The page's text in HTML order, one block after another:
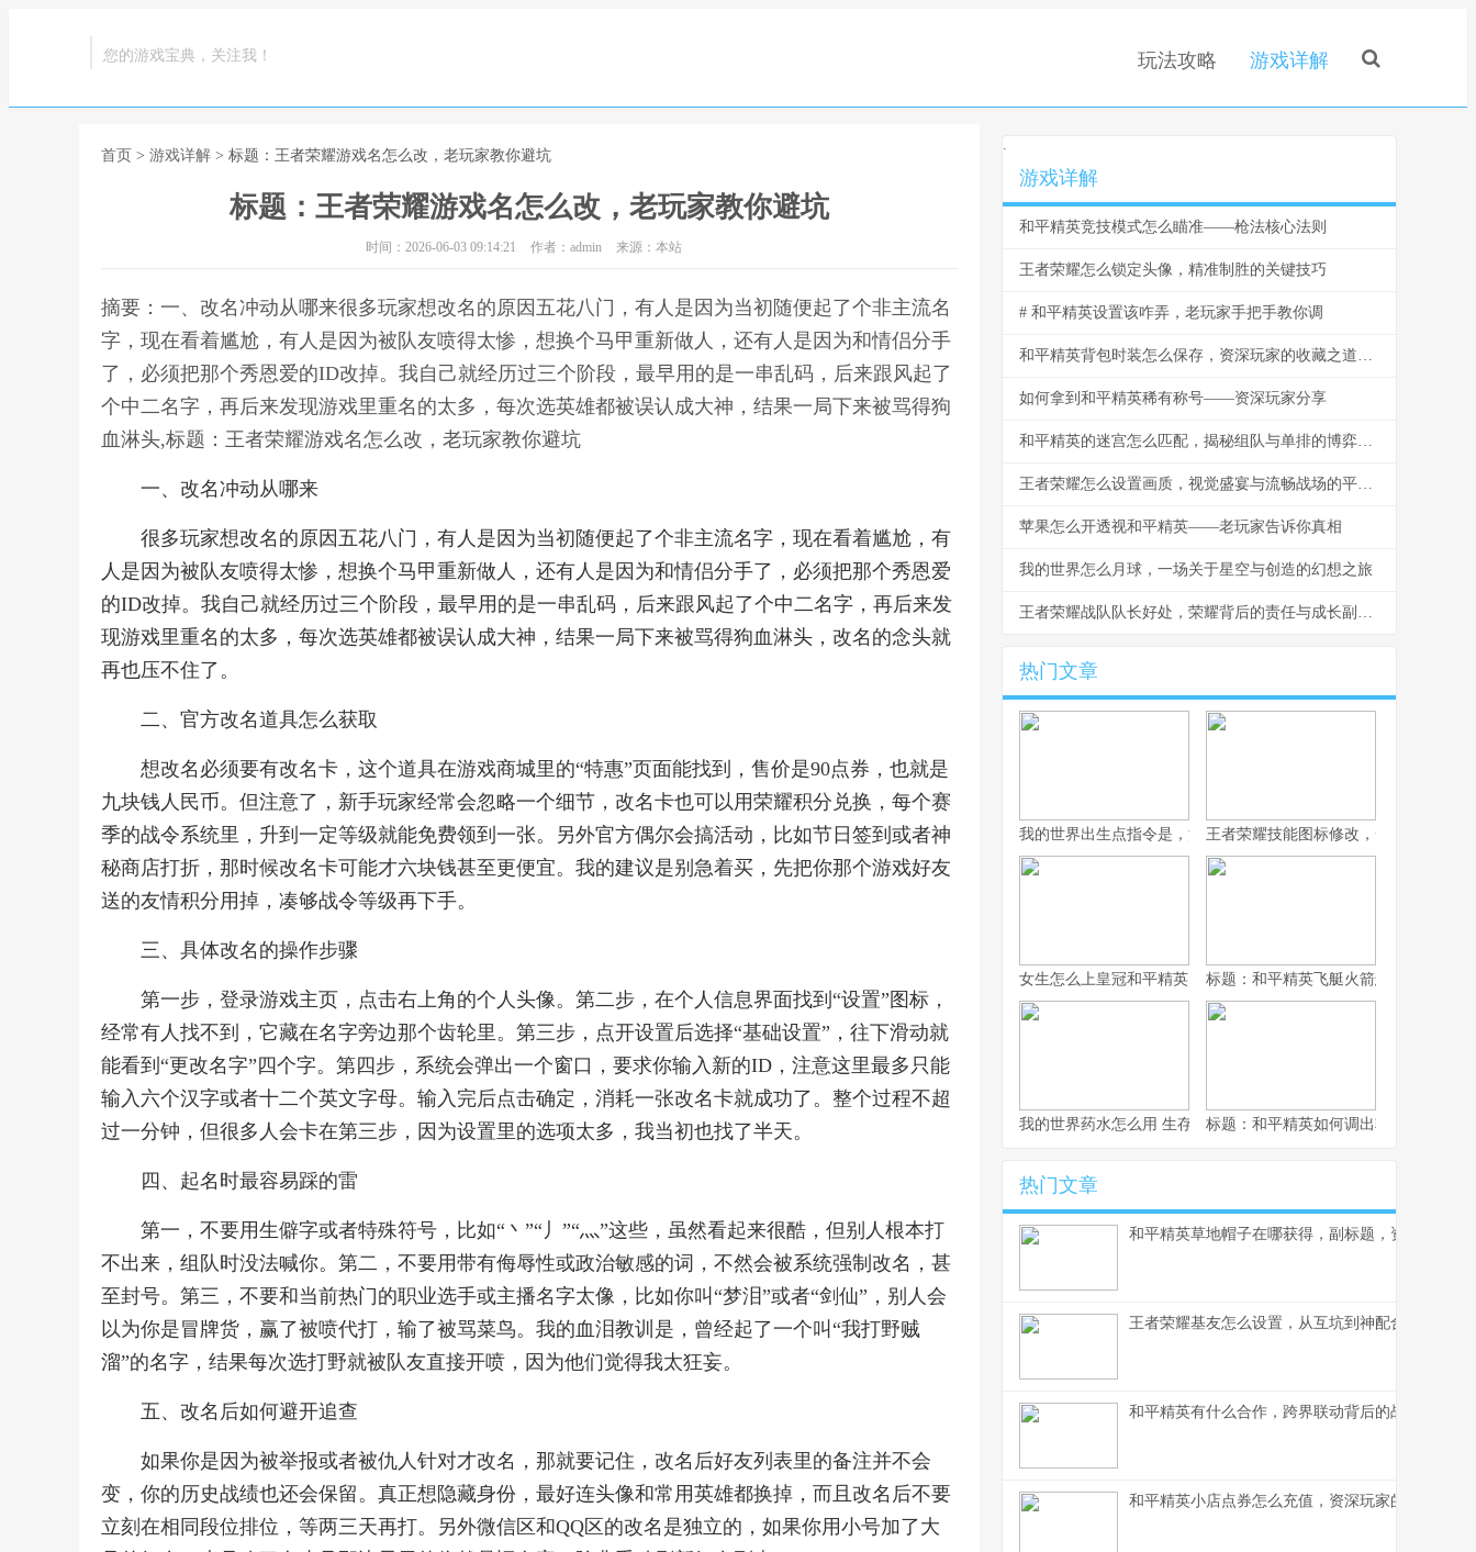
您的游戏宝典，关注我！ 玩法攻略 游戏详解
首页 > 游戏详解 > 标题：王者荣耀游戏名怎么改，老玩家教你避坑
标题：王者荣耀游戏名怎么改，老玩家教你避坑
时间：2026-06-03 09:14:21 作者：admin 来源：本站
摘要：一、改名冲动从哪来很多玩家想改名的原因五花八门，有人是因为当初随便起了个非主流名
字，现在看着尴尬，有人是因为被队友喷得太惨，想换个马甲重新做人，还有人是因为和情侣分手
了，必须把那个秀恩爱的ID改掉。我自己就经历过三个阶段，最早用的是一串乱码，后来跟风起了
个中二名字，再后来发现游戏里重名的太多，每次选英雄都被误认成大神，结果一局下来被骂得狗
血淋头,标题：王者荣耀游戏名怎么改，老玩家教你避坑
一、改名冲动从哪来
很多玩家想改名的原因五花八门，有人是因为当初随便起了个非主流名字，现在看着尴尬，有
人是因为被队友喷得太惨，想换个马甲重新做人，还有人是因为和情侣分手了，必须把那个秀恩爱
的ID改掉。我自己就经历过三个阶段，最早用的是一串乱码，后来跟风起了个中二名字，再后来发
现游戏里重名的太多，每次选英雄都被误认成大神，结果一局下来被骂得狗血淋头，改名的念头就
再也压不住了。
二、官方改名道具怎么获取
想改名必须要有改名卡，这个道具在游戏商城里的“特惠”页面能找到，售价是90点券，也就是
九块钱人民币。但注意了，新手玩家经常会忽略一个细节，改名卡也可以用荣耀积分兑换，每个赛
季的战令系统里，升到一定等级就能免费领到一张。另外官方偶尔会搞活动，比如节日签到或者神
秘商店打折，那时候改名卡可能才六块钱甚至更便宜。我的建议是别急着买，先把你那个游戏好友
送的友情积分用掉，凑够战令等级再下手。
三、具体改名的操作步骤
第一步，登录游戏主页，点击右上角的个人头像。第二步，在个人信息界面找到“设置”图标，
经常有人找不到，它藏在名字旁边那个齿轮里。第三步，点开设置后选择“基础设置”，往下滑动就
能看到“更改名字”四个字。第四步，系统会弹出一个窗口，要求你输入新的ID，注意这里最多只能
输入六个汉字或者十二个英文字母。输入完后点击确定，消耗一张改名卡就成功了。整个过程不超
过一分钟，但很多人会卡在第三步，因为设置里的选项太多，我当初也找了半天。
四、起名时最容易踩的雷
第一，不要用生僻字或者特殊符号，比如“丶”“丿”“灬”这些，虽然看起来很酷，但别人根本打
不出来，组队时没法喊你。第二，不要用带有侮辱性或政治敏感的词，不然会被系统强制改名，甚
至封号。第三，不要和当前热门的职业选手或主播名字太像，比如你叫“梦泪”或者“剑仙”，别人会
以为你是冒牌货，赢了被喷代打，输了被骂菜鸟。我的血泪教训是，曾经起了一个叫“我打野贼
溜”的名字，结果每次选打野就被队友直接开喷，因为他们觉得我太狂妄。
五、改名后如何避开追查
如果你是因为被举报或者被仇人针对才改名，那就要记住，改名后好友列表里的备注并不会
变，你的历史战绩也还会保留。真正想隐藏身份，最好连头像和常用英雄都换掉，而且改名后不要
立刻在相同段位排位，等两三天再打。另外微信区和QQ区的改名是独立的，如果你用小号加了大
.
游戏详解
和平精英竞技模式怎么瞄准——枪法核心法则
王者荣耀怎么锁定头像，精准制胜的关键技巧
# 和平精英设置该咋弄，老玩家手把手教你调
和平精英背包时装怎么保存，资深玩家的收藏之道，副标题，虚拟衣橱的永恒艺术
如何拿到和平精英稀有称号——资深玩家分享
和平精英的迷宫怎么匹配，揭秘组队与单排的博弈之道
王者荣耀怎么设置画质，视觉盛宴与流畅战场的平衡艺术，副标题，资深玩家的画质调优指南
苹果怎么开透视和平精英——老玩家告诉你真相
我的世界怎么月球，一场关于星空与创造的幻想之旅
王者荣耀战队队长好处，荣耀背后的责任与成长副标题
热门文章
我的世界出生点指令是，游戏世界的精准锚点，副标题，资深玩家
王者荣耀技能图标修改，一次视觉与体
女生怎么上皇冠和平精英，战术思维与团队致胜之道
标题：和平精英飞艇火箭怎么坐，资深
我的世界药水怎么用 生存大师的药水使用艺术标题：和平精英如何调出轮盘，资深玩
热门文章
和平精英草地帽子在哪获得，副标题，资深玩家深
王者荣耀基友怎么设置，从互坑到神配合的蜕变
和平精英有什么合作，跨界联动背后的战略蓝图
和平精英小店点券怎么充值，资深玩家的完整指南